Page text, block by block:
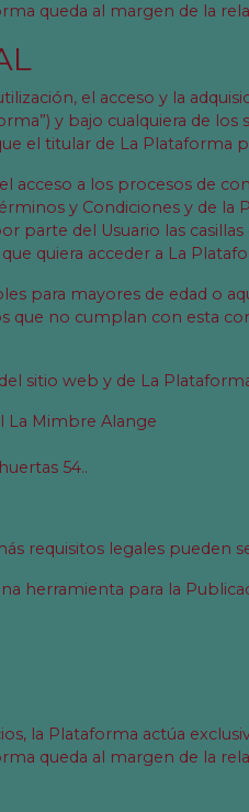
queda al margen de la
el acceso y la
y bajo cualquiera de
el titular de La Plataforma
acceso a los procesos de
y Condiciones y de la
parte del Usuario las
quiera acceder a La
para mayores de edad o
que no cumplan con esta
sitio web y de La
La Mimbre Alange
54..
requisitos legales pueden
herramienta para la
la Plataforma actúa
queda al margen de la